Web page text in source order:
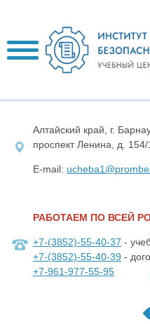
Алтайский край, г.
проспект Ленина, д.
E-mail:
РАБОТАЕМ ПО ВСЕЙ
+7-(3852)-55-40-37 -
+7-(3852)-55-40-39 -
+7-961-977-55-95